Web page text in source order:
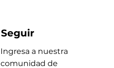
Seguir
Ingresa a nuestra
comunidad de